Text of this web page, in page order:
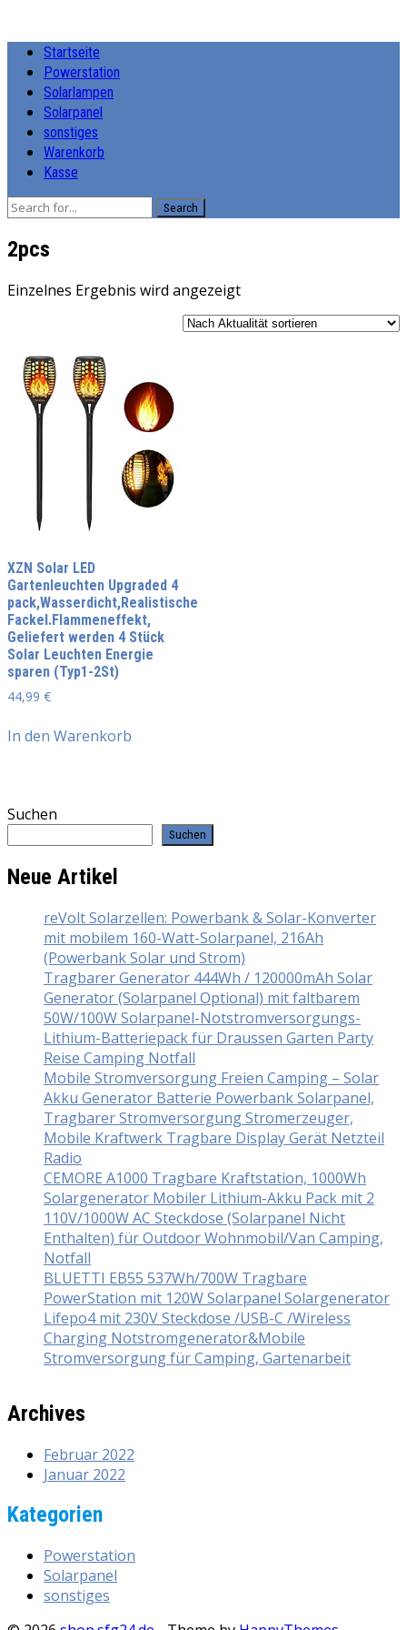
Startseite
Powerstation
Solarlampen
Solarpanel
sonstiges
Warenkorb
Kasse
Search
‎2pcs
Einzelnes Ergebnis wird angezeigt
XZN Solar LED
Gartenleuchten Upgraded 4
pack,Wasserdicht,Realistische
Fackel.Flammeneffekt,
Geliefert werden 4 Stück
Solar Leuchten Energie
sparen (Typ1-2St)
44,99 €
In den Warenkorb
Suchen
Suchen
Neue Artikel
reVolt Solarzellen: Powerbank & Solar-Konverter
mit mobilem 160-Watt-Solarpanel, 216Ah
(Powerbank Solar und Strom)
Tragbarer Generator 444Wh / 120000mAh Solar
Generator (Solarpanel Optional) mit faltbarem
50W/100W Solarpanel-Notstromversorgungs-
Lithium-Batteriepack für Draussen Garten Party
Reise Camping Notfall
Mobile Stromversorgung Freien Camping – Solar
Akku Generator Batterie Powerbank Solarpanel,
Tragbarer Stromversorgung Stromerzeuger,
Mobile Kraftwerk Tragbare Display Gerät Netzteil
Radio
CEMORE A1000 Tragbare Kraftstation, 1000Wh
Solargenerator Mobiler Lithium-Akku Pack mit 2
110V/1000W AC Steckdose (Solarpanel Nicht
Enthalten) für Outdoor Wohnmobil/Van Camping,
Notfall
BLUETTI EB55 537Wh/700W Tragbare
PowerStation mit 120W Solarpanel Solargenerator
Lifepo4 mit 230V Steckdose /USB-C /Wireless
Charging Notstromgenerator&Mobile
Stromversorgung für Camping, Gartenarbeit
Archives
Februar 2022
Januar 2022
Kategorien
Powerstation
Solarpanel
sonstiges